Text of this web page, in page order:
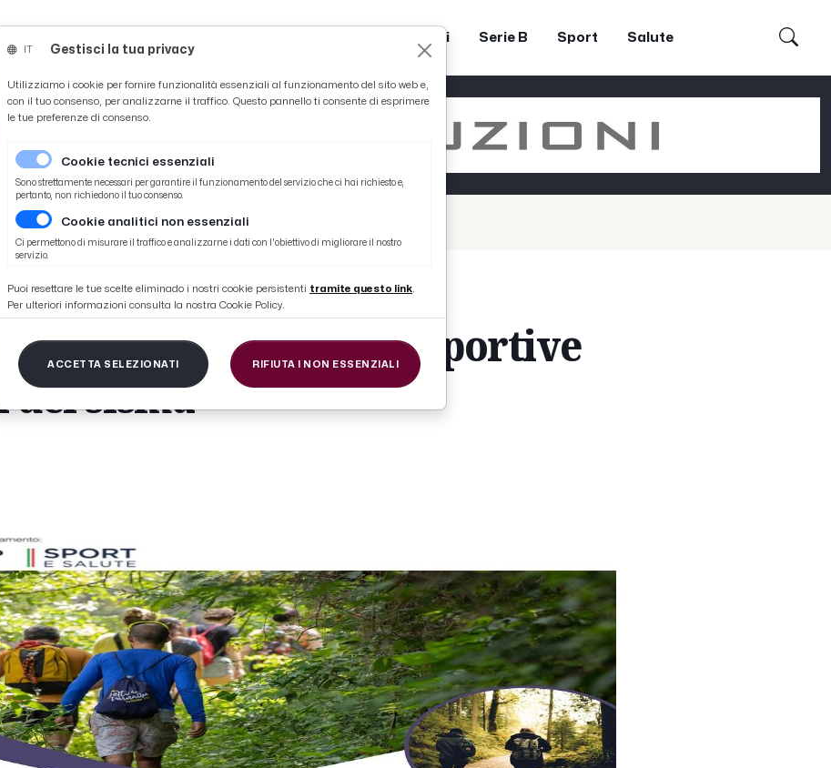
Coppa Teodori Serie B Sport Salute
sui luoghi del sisma
Terme, camminate sportive
sisma
Gestisci la tua privacy
Utilizziamo i cookie per fornire funzionalità essenziali al funzionamento del sito web e,
con il tuo consenso, per analizzarne il traffico. Questo pannello ti consente di esprimere
le tue preferenze di consenso.
Cookie tecnici essenziali
Sono strettamente necessari per garantire il funzionamento del servizio che ci hai richiesto e,
pertanto, non richiedono il tuo consenso.
Cookie analitici non essenziali
Ci permettono di misurare il traffico e analizzarne i dati con l'obiettivo di migliorare il nostro
servizio.
Puoi resettare le tue scelte eliminado i nostri cookie persistenti tramite questo link.
Per ulteriori informazioni consulta la nostra Cookie Policy.
ACCETTA SELEZIONATI RIFIUTA I NON ESSENZIALI